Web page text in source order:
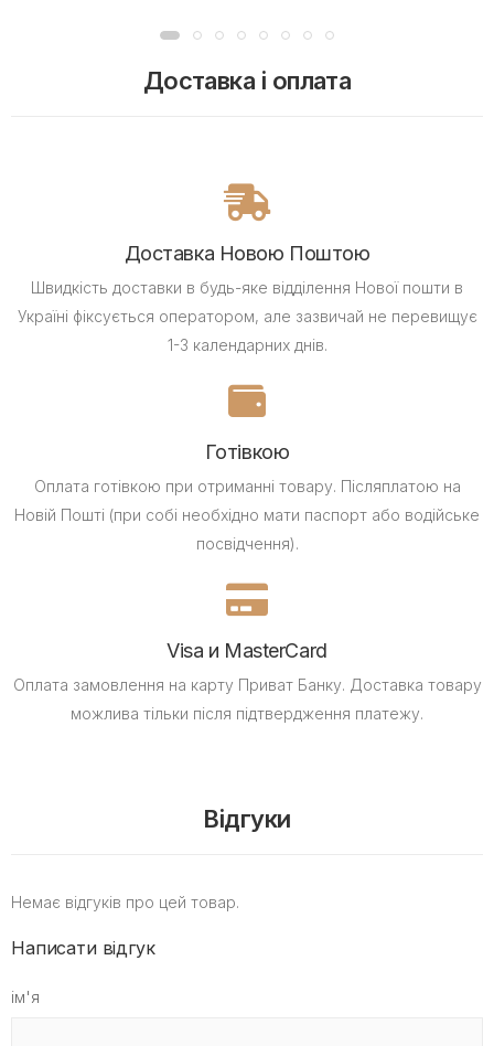
Доставка і оплата
Доставка Новою Поштою
Швидкість доставки в будь-яке відділення Нової пошти в
Україні фіксується оператором, але зазвичай не перевищує
1-3 календарних днів.
Готівкою
Оплата готівкою при отриманні товару. Післяплатою на
Новій Пошті (при собі необхідно мати паспорт або водійське
посвідчення).
Visa и MasterCard
Оплата замовлення на карту Приват Банку. Доставка товару
можлива тільки після підтвердження платежу.
Відгуки
Немає відгуків про цей товар.
Написати відгук
ім'я